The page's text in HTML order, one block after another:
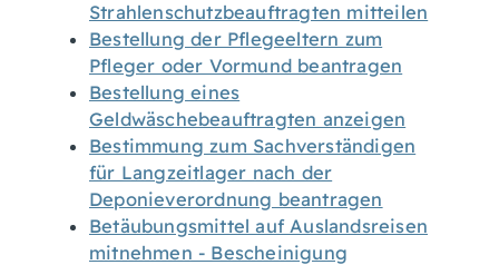
Strahlenschutzbeauftragten mitteilen
Bestellung der Pflegeeltern zum
Pfleger oder Vormund beantragen
Bestellung eines
Geldwäschebeauftragten anzeigen
Bestimmung zum Sachverständigen
für Langzeitlager nach der
Deponieverordnung beantragen
Betäubungsmittel auf Auslandsreisen
mitnehmen - Bescheinigung